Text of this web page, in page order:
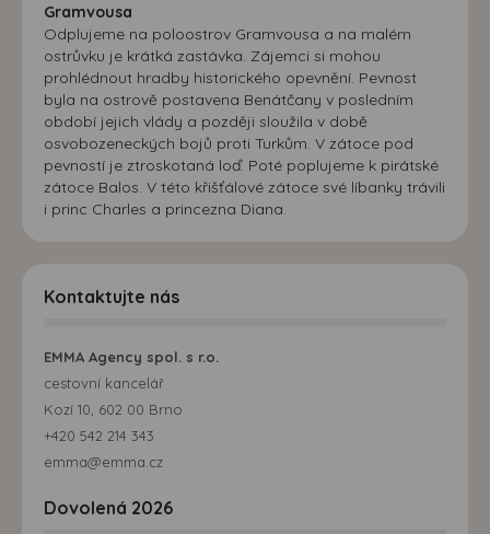
Gramvousa
Odplujeme na poloostrov Gramvousa a na malém
ostrůvku je krátká zastávka. Zájemci si mohou
prohlédnout hradby historického opevnění. Pevnost
byla na ostrově postavena Benátčany v posledním
období jejich vlády a později sloužila v době
osvobozeneckých bojů proti Turkům. V zátoce pod
pevností je ztroskotaná loď. Poté poplujeme k pirátské
zátoce Balos. V této křišťálové zátoce své líbanky trávili
i princ Charles a princezna Diana.
Kontaktujte nás
EMMA Agency spol. s r.o.
cestovní kancelář
Kozí 10, 602 00 Brno
+420 542 214 343
emma@emma.cz
Dovolená 2026